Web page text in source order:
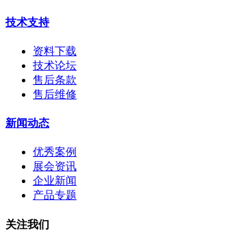
技术支持
资料下载
技术论坛
售后条款
售后维修
新闻动态
优秀案例
展会资讯
企业新闻
产品专题
关注我们